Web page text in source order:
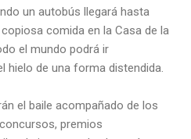
un autobús llegará hasta
comida en la Casa de la
el mundo podrá ir
hielo de una forma distendida.
el baile acompañado de los
premios